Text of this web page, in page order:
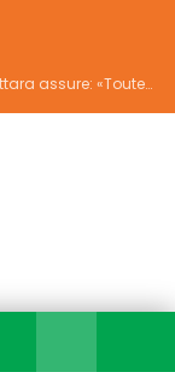
Déguerpissements à Koumassi/ Alassane Ouattara assure: «Toutes les responsabilités seront établies et elles donneront lieu aux sanctions prévues par la loi»